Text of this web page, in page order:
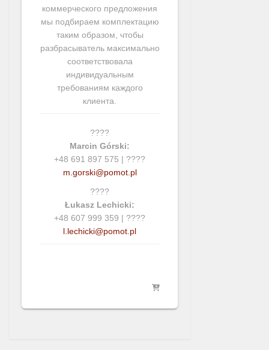
коммерческого предложения
мы подбираем комплектацию
таким образом, чтобы
разбрасыватель максимально
соответствовала
индивидуальным
требованиям каждого
клиента.
????
Marcin Górski:
+48 691 897 575 | ????
m.gorski@pomot.pl
????
Łukasz Lechicki:
+48 607 999 359 | ????
l.lechicki@pomot.pl